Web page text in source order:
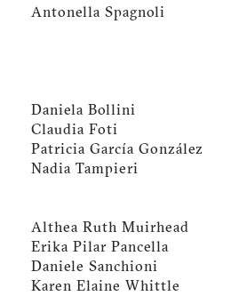
Antonella Spagnoli
Daniela Bollini
Claudia Foti
Patricia García González
Nadia Tampieri
Althea Ruth Muirhead
Erika Pilar Pancella
Daniele Sanchioni
Karen Elaine Whittle